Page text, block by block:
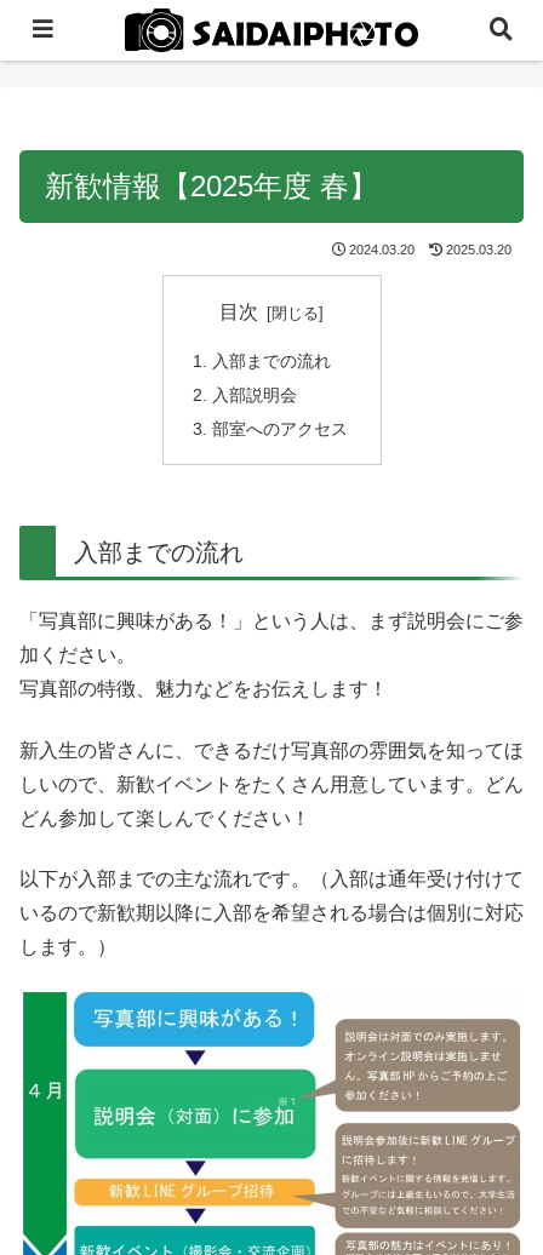
新歓情報【2025年度 春】
2024.03.20 2025.03.20
目次
入部までの流れ
入部説明会
部室へのアクセス
入部までの流れ
「写真部に興味がある！」という人は、まず説明会にご参
加ください。
写真部の特徴、魅力などをお伝えします！
新入生の皆さんに、できるだけ写真部の雰囲気を知ってほ
しいので、新歓イベントをたくさん用意しています。どん
どん参加して楽しんでください！
以下が入部までの主な流れです。（入部は通年受け付けて
いるので新歓期以降に入部を希望される場合は個別に対応
します。）